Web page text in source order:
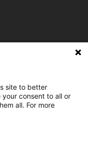
site to better
consent to all or
all. For more